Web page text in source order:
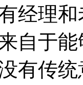
经理
自于
有传